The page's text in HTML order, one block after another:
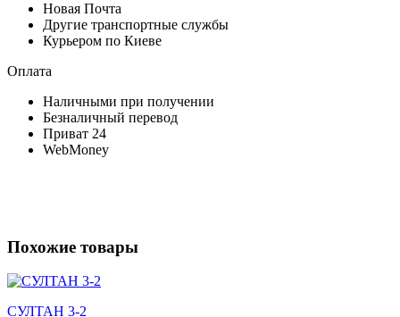
Новая Почта
Другие транспортные службы
Курьером по Киеве
Оплата
Наличными при получении
Безналичный перевод
Приват 24
WebMoney
Похожие товары
СУЛТАН 3-2